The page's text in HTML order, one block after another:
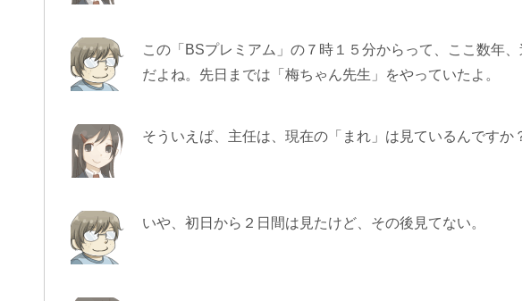
この「BSプレミアム」の７時１５分からって、ここ数年
だよね。先日までは「梅ちゃん先生」をやっていたよ。
そういえば、主任は、現在の「まれ」は見ているんですか
いや、初日から２日間は見たけど、その後見てない。